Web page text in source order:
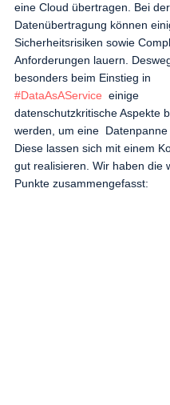
eine Cloud übertragen. Bei der
Datenübertragung können
Sicherheitsrisiken sowie
Anforderungen lauern.
besonders beim Einstieg in
#DataAsAService
  einige
datenschutzkritische Aspekte
werden, um eine  Datenpanne
Diese lassen sich mit einem
gut realisieren. Wir haben die
Punkte zusammengefasst: